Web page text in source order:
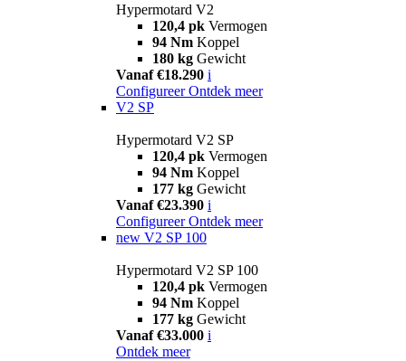
Hypermotard V2
120,4 pk Vermogen
94 Nm Koppel
180 kg Gewicht
Vanaf €18.290 i
Configureer Ontdek meer
V2 SP
Hypermotard V2 SP
120,4 pk Vermogen
94 Nm Koppel
177 kg Gewicht
Vanaf €23.390 i
Configureer Ontdek meer
new V2 SP 100
Hypermotard V2 SP 100
120,4 pk Vermogen
94 Nm Koppel
177 kg Gewicht
Vanaf €33.000 i
Ontdek meer